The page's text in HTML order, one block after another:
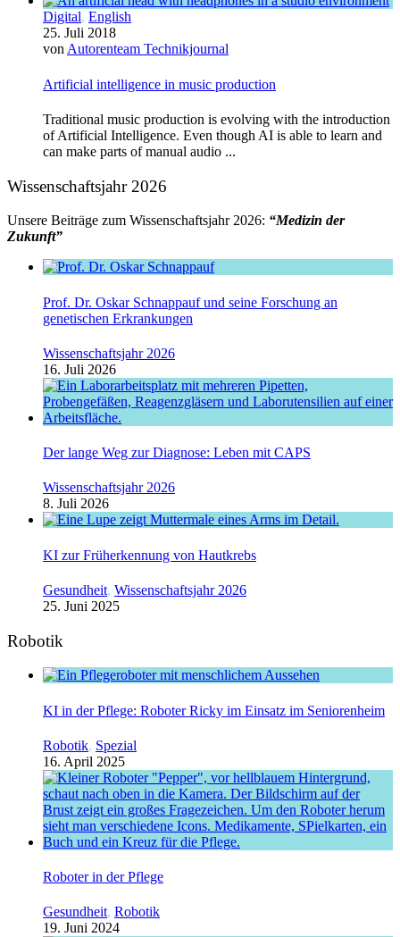
Digital, English
25. Juli 2018
von Autorenteam Technikjournal
Artificial intelligence in music production
Traditional music production is evolving with the introduction
of Artificial Intelligence. Even though AI is able to learn and
can make parts of manual audio ...
Wissenschaftsjahr 2026
Unsere Beiträge zum Wissenschaftsjahr 2026: “Medizin der
Zukunft”
Prof. Dr. Oskar Schnappauf und seine Forschung an
genetischen Erkrankungen
Wissenschaftsjahr 2026
16. Juli 2026
Der lange Weg zur Diagnose: Leben mit CAPS
Wissenschaftsjahr 2026
8. Juli 2026
KI zur Früherkennung von Hautkrebs
Gesundheit, Wissenschaftsjahr 2026
25. Juni 2025
Robotik
KI in der Pflege: Roboter Ricky im Einsatz im Seniorenheim
Robotik, Spezial
16. April 2025
Roboter in der Pflege
Gesundheit, Robotik
19. Juni 2024